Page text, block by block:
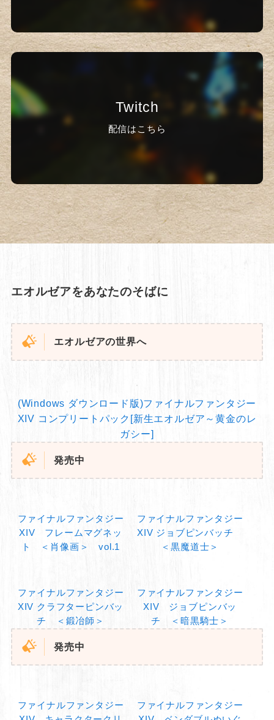
Twitch
配信はこちら
エオルゼアをあなたのそばに
エオルゼアの世界へ
(Windows ダウンロード版)ファイナルファンタジー
XIV コンプリートパック[新生エオルゼア～黄金のレ
ガシー]
発売中
ファイナルファンタジー
XIV フレームマグネッ
ト ＜肖像画＞ vol.1
ファイナルファンタジー
XIV ジョブピンバッチ
＜黒魔道士＞
ファイナルファンタジー
XIV クラフターピンバッ
チ ＜鍛冶師＞
ファイナルファンタジー
XIV ジョブピンバッ
チ ＜暗黒騎士＞
発売中
ファイナルファンタジー
ファイナルファンタジー